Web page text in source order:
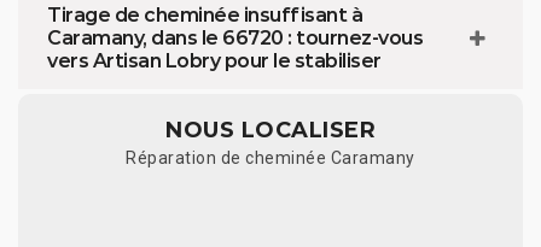
Tirage de cheminée insuffisant à
Caramany, dans le 66720 : tournez-vous
vers Artisan Lobry pour le stabiliser
NOUS LOCALISER
Réparation de cheminée Caramany